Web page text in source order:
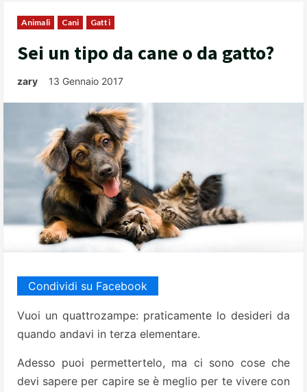
Animali Cani Gatti
Sei un tipo da cane o da gatto?
zary 13 Gennaio 2017
Condividi su Facebook
Vuoi un quattrozampe: praticamente lo desideri da
quando andavi in terza elementare.
Adesso puoi permettertelo, ma ci sono cose che
devi sapere per capire se è meglio per te vivere con